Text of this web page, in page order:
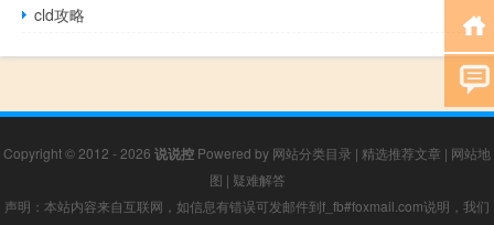
cld攻略
Copyright © 2012 - 2026 说说控 Powered by 网站分类目录 | 精选推荐文章 | 网站地
图 | 疑难解答
声明：本站内容来自互联网，如信息有错误可发邮件到f_fb#foxmail.com说明，我们